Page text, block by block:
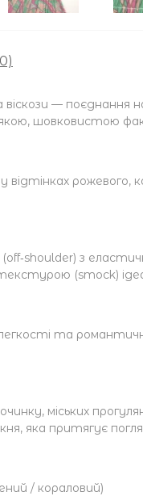
—
шовковистою
рожевого,
з
(smock)
та
міських
яка притягує
/ кораловий)